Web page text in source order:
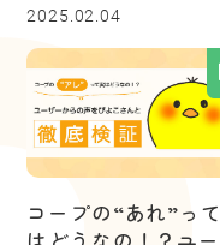
2025.02.04
コープの“あれ”っ